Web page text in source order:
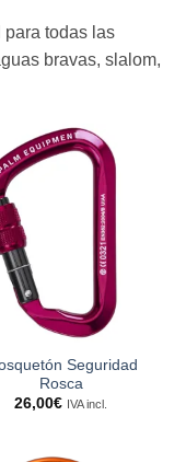
todas las
bravas, slalom,
Seguridad
Rosca
26,00€ IVA incl.